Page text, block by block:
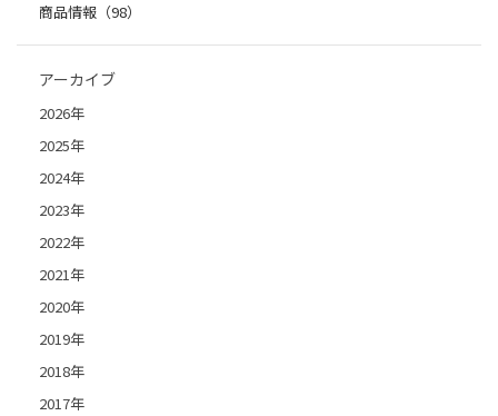
商品情報（98）
アーカイブ
2026年
2025年
2024年
2023年
2022年
2021年
2020年
2019年
2018年
2017年